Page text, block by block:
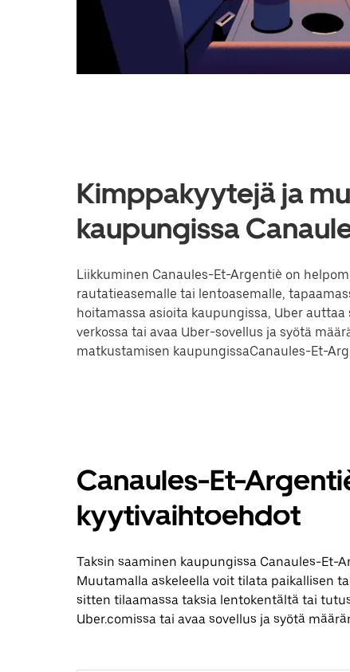
Kimppakyytejä ja
kaupungissa
Liikkuminen Canaules-Et-Argentiè on
rautatieasemalle tai lentoasemalle,
hoitamassa asioita kaupungissa, Uber
verkossa tai avaa Uber-sovellus ja syötä
matkustamisen kaupungissaCanaules-Et-
Canaules-Et-
kyytivaihtoehdot
Taksin saaminen kaupungissa Canaules-Et-
Muutamalla askeleella voit tilata paikallisen
sitten tilaamassa taksia lentokentältä tai
Uber.comissa tai avaa sovellus ja syötä